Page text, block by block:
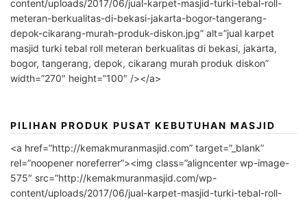
content/uploads/2017/06/jual-karpet-masjid-turki-tebal-roll-
meteran-berkualitas-di-bekasi-jakarta-bogor-tangerang-
depok-cikarang-murah-produk-diskon.jpg” alt=”jual karpet
masjid turki tebal roll meteran berkualitas di bekasi, jakarta,
bogor, tangerang, depok, cikarang murah produk diskon”
width=”270″ height=”100″ /></a>
PILIHAN PRODUK PUSAT KEBUTUHAN MASJID
<a href=”http://kemakmuranmasjid.com” target=”_blank”
rel=”noopener noreferrer”><img class=”aligncenter wp-image-
575″ src=”http://kemakmuranmasjid.com/wp-
content/uploads/2017/06/jual-karpet-masjid-turki-tebal-roll-